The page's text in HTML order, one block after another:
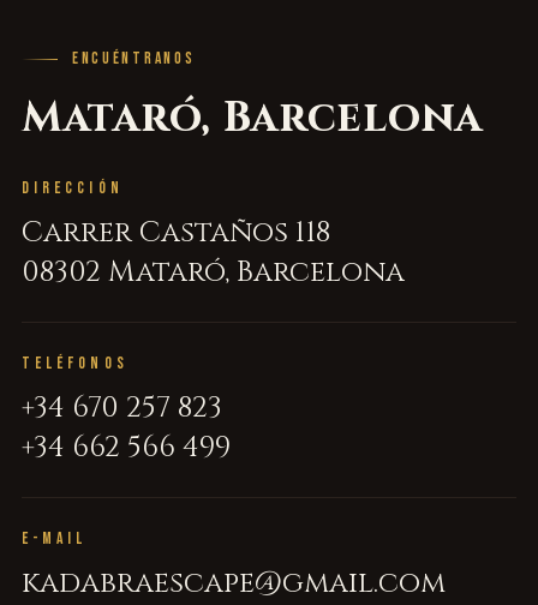
ENCUÉNTRANOS
Mataró, Barcelona
DIRECCIÓN
Carrer Castaños 118
08302 Mataró, Barcelona
TELÉFONOS
+34 670 257 823
+34 662 566 499
E-MAIL
kadabraescape@gmail.com